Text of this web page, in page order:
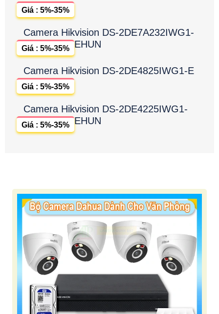
Giá : 5%-35%
Camera Hikvision DS-2DE7A232IWG1-
EHUN
Giá : 5%-35%
Camera Hikvision DS-2DE4825IWG1-E
Giá : 5%-35%
Camera Hikvision DS-2DE4225IWG1-
EHUN
Giá : 5%-35%